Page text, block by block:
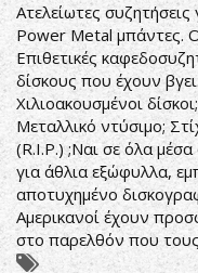
Ατελείωτες συζητήσεις
Power Metal μπάντες.
Επιθετικές
δίσκους που έχουν
Χιλιοακουσμένοι
Μεταλλικό ντύσιμο;
(R.I.P.) ;Ναι σε όλα
για άθλια εξώφυλλα,
αποτυχημένο
Αμερικανοί έχουν
στο παρελθόν που